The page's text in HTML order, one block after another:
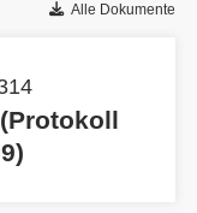
Alle Dokumente